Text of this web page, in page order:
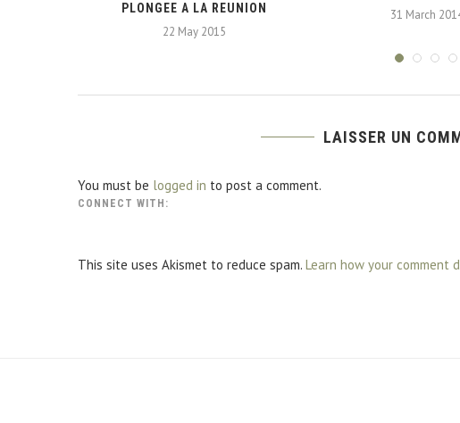
PLONGEE A LA REUNION
22 May 2015
31 March
LAISSER UN
You must be logged in to post a comment.
CONNECT WITH:
This site uses Akismet to reduce spam. Learn how your comment